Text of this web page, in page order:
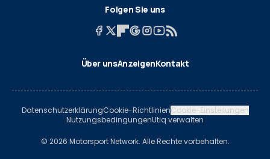
Folgen Sie uns
Über unsAnzeigenKontakt
DatenschutzerklärungCookie-RichtlinienCookie-Einstellungen
NutzungsbedingungenUtiq verwalten
© 2026 Motorsport Network. Alle Rechte vorbehalten.